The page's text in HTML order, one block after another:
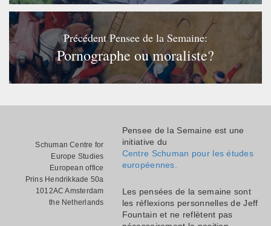
Précédent Pensee de la Semaine:
Pornographe ou moraliste?
Schuman Centre for
Europe Studies
European office
Prins Hendrikkade 50a
1012AC Amsterdam
the Netherlands
Pensee de la Semaine est une
initiative du
Centre Schuman pour les études
européennes.
Les pensées de la semaine sont
les réflexions personnelles de Jeff
Fountain et ne reflètent pas